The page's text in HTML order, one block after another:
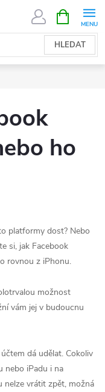
HLEDAT
NÁKUPNÍ
KOŠÍK
ho
platformy dost? Nebo
si, jak Facebook
rovnou z iPhonu.
možnost
vám jej v budoucnu
dá udělat. Cokoliv
nebo iPadu i na
nelze vrátit zpět, možná